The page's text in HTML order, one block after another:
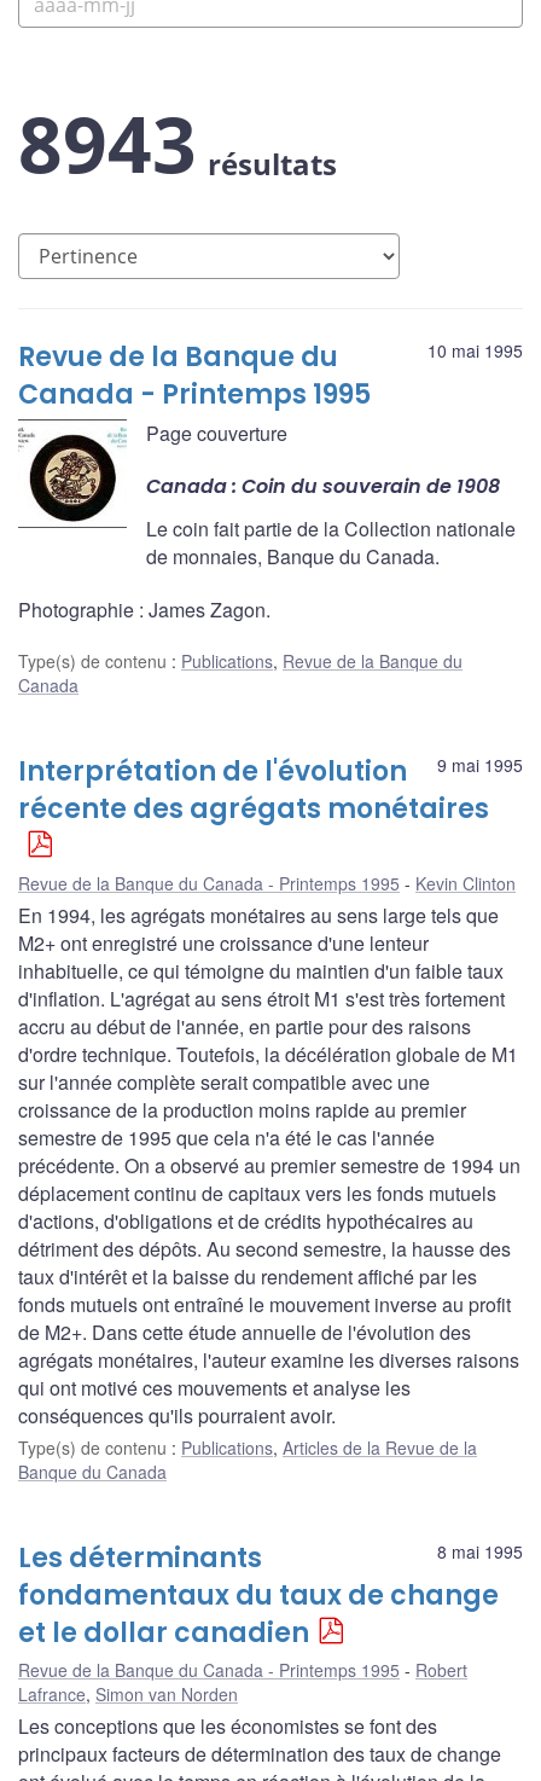
8943 résultats
10 mai 1995
Revue de la Banque du
Canada - Printemps 1995
Page couverture
Canada : Coin du souverain de 1908
Le coin fait partie de la Collection nationale
de monnaies, Banque du Canada.
Photographie : James Zagon.
Type(s) de contenu : Publications, Revue de la Banque du
Canada
9 mai 1995
Interprétation de l'évolution
récente des agrégats monétaires
Revue de la Banque du Canada - Printemps 1995 Kevin Clinton
En 1994, les agrégats monétaires au sens large tels que
M2+ ont enregistré une croissance d'une lenteur
inhabituelle, ce qui témoigne du maintien d'un faible taux
d'inflation. L'agrégat au sens étroit M1 s'est très fortement
accru au début de l'année, en partie pour des raisons
d'ordre technique. Toutefois, la décélération globale de M1
sur l'année complète serait compatible avec une
croissance de la production moins rapide au premier
semestre de 1995 que cela n'a été le cas l'année
précédente. On a observé au premier semestre de 1994 un
déplacement continu de capitaux vers les fonds mutuels
d'actions, d'obligations et de crédits hypothécaires au
détriment des dépôts. Au second semestre, la hausse des
taux d'intérêt et la baisse du rendement affiché par les
fonds mutuels ont entraîné le mouvement inverse au profit
de M2+. Dans cette étude annuelle de l'évolution des
agrégats monétaires, l'auteur examine les diverses raisons
qui ont motivé ces mouvements et analyse les
conséquences qu'ils pourraient avoir.
Type(s) de contenu : Publications, Articles de la Revue de la
Banque du Canada
8 mai 1995
Les déterminants
fondamentaux du taux de change
et le dollar canadien
Revue de la Banque du Canada - Printemps 1995
Robert
Lafrance, Simon van Norden
Les conceptions que les économistes se font des
principaux facteurs de détermination des taux de change